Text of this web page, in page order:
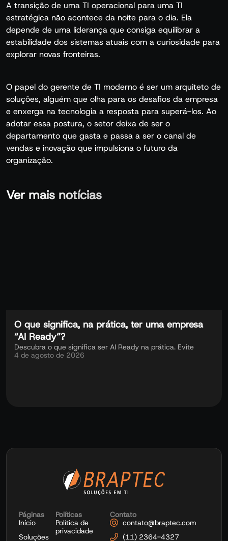
A transição de uma TI operacional para uma TI
estratégica não acontece da noite para o dia. Ela
depende de uma liderança que consiga equilibrar a
estabilidade dos sistemas atuais com a curiosidade para
explorar novas fronteiras.
O papel do gerente de TI moderno é ser um arquiteto de
soluções, alguém que olha para os desafios da empresa
e enxerga na tecnologia a resposta para superá-los. Ao
adotar essa postura, o setor deixa de ser o
departamento que gasta e passa a ser o canal de
vendas e inovação que impulsiona o futuro da
organização.
Ver mais notícias
O que significa, na prática, ter uma empresa
“AI Ready”?
Descubra o que significa ser AI Ready na prática. Evite
4 de agosto de 2026
Páginas
Início
Soluções
Políticas
Política de
privacidade
Contato
contato@braptec.com
(11) 2364-4327